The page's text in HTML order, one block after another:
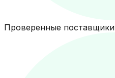
Проверенные поставщики